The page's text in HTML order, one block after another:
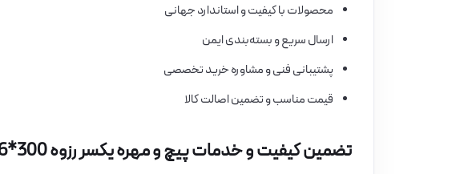
محصولات با کیفیت و استاندارد جهانی
ارسال سریع و بسته‌بندی ایمن
پشتیبانی فنی و مشاوره خرید تخصصی
قیمت مناسب و تضمین اصالت کالا
تضمین کیفیت و خدمات پیچ و مهره یکسر رزوه 300*16میلیمتر شیلگان (P)